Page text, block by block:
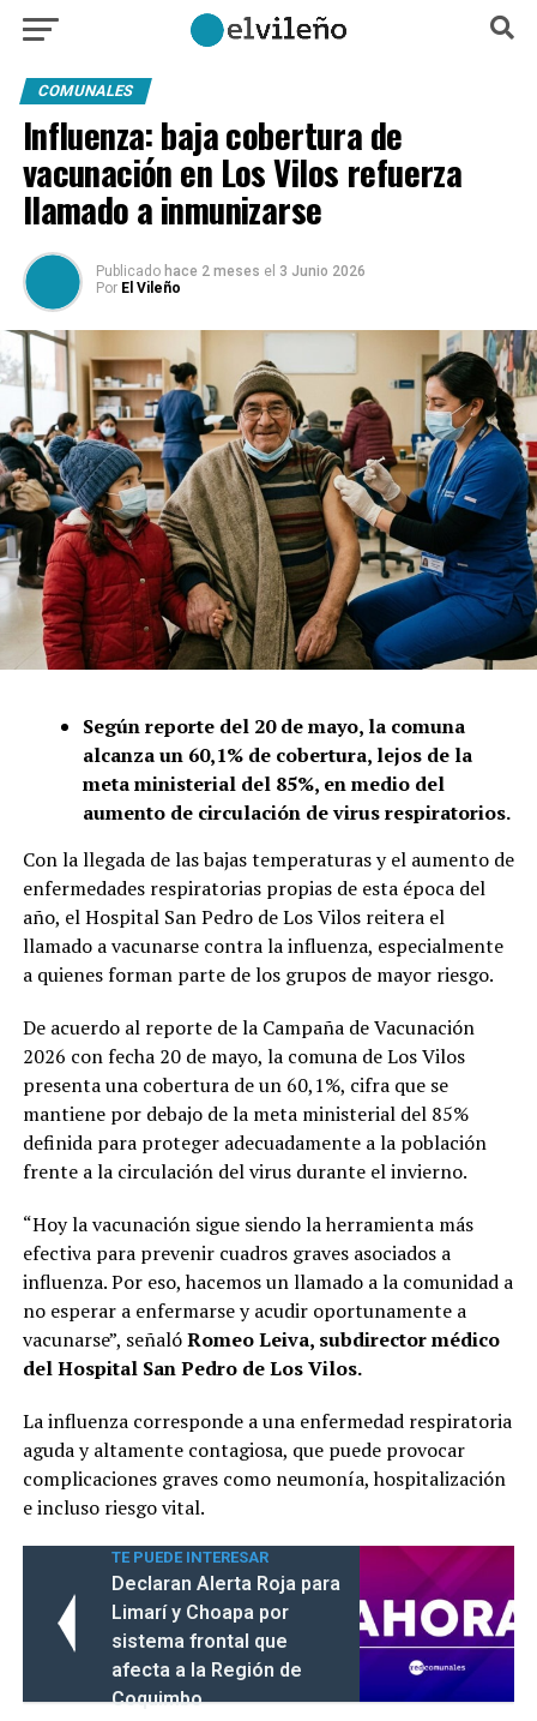
COMUNALES
Influenza: baja cobertura de
vacunación en Los Vilos refuerza
llamado a inmunizarse
Publicado hace 2 meses el 3 Junio 2026
Por El Vileño
Según reporte del 20 de mayo, la comuna
alcanza un 60,1% de cobertura, lejos de la
meta ministerial del 85%, en medio del
aumento de circulación de virus respiratorios.
Con la llegada de las bajas temperaturas y el aumento de
enfermedades respiratorias propias de esta época del
año, el Hospital San Pedro de Los Vilos reitera el
llamado a vacunarse contra la influenza, especialmente
a quienes forman parte de los grupos de mayor riesgo.
De acuerdo al reporte de la Campaña de Vacunación
2026 con fecha 20 de mayo, la comuna de Los Vilos
presenta una cobertura de un 60,1%, cifra que se
mantiene por debajo de la meta ministerial del 85%
definida para proteger adecuadamente a la población
frente a la circulación del virus durante el invierno.
“Hoy la vacunación sigue siendo la herramienta más
efectiva para prevenir cuadros graves asociados a
influenza. Por eso, hacemos un llamado a la comunidad a
no esperar a enfermarse y acudir oportunamente a
vacunarse”, señalóRomeo Leiva, subdirector médico
del Hospital San Pedro de Los Vilos.
La influenza corresponde a una enfermedad respiratoria
aguda y altamente contagiosa, que puede provocar
complicaciones graves como neumonía, hospitalización
e incluso riesgo vital.
TE PUEDE INTERESAR
Declaran Alerta Roja para
Limarí y Choapa por
sistema frontal que
afecta a la Región de
Coquimbo